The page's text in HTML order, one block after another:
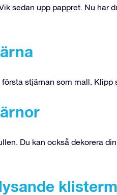
sedan upp pappret. Nu har
stjärnan som mall. Klipp
Du kan också dekorera